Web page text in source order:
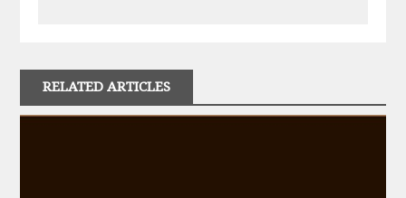
RELATED ARTICLES